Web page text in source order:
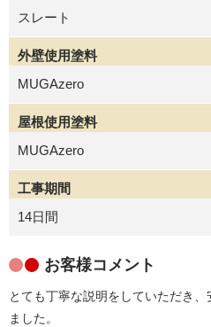
スレート
外壁使用塗料
MUGAzero
屋根使用塗料
MUGAzero
工事期間
14日間
お客様コメント
とても丁寧な説明をしていただき
ました。